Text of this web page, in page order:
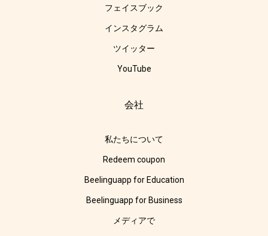
フェイスブック
インスタグラム
ツイッター
YouTube
会社
私たちについて
Redeem coupon
Beelinguapp for Education
Beelinguapp for Business
メディアで